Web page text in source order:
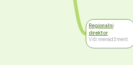
Regionalni
direktor
Viši menadžment